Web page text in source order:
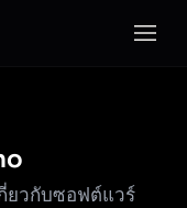
เปิดเ
ยวกับซอฟต์แวร์